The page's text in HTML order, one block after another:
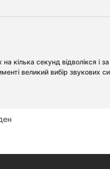
кілька секунд відволікся і
великий вибір звукових